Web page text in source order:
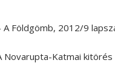
Földgömb, 2012/9
Novarupta-Katmai